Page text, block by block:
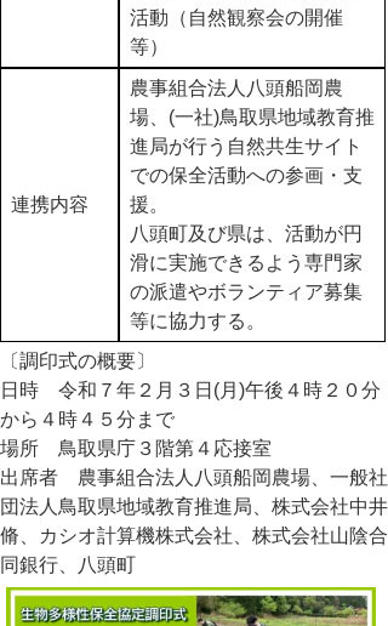
活動（自然観察会の開催
等）
連携内容
農事組合法人八頭船岡農
場、(一社)鳥取県地域教育推
進局が行う自然共生サイト
での保全活動への参画・支
援。
八頭町及び県は、活動が円
滑に実施できるよう専門家
の派遣やボランティア募集
等に協力する。
〔調印式の概要〕
日時 令和７年２月３日(月)午後４時２０分
から４時４５分まで
場所 鳥取県庁３階第４応接室
出席者 農事組合法人八頭船岡農場、一般社
団法人鳥取県地域教育推進局、株式会社中井
脩、カシオ計算機株式会社、株式会社山陰合
同銀行、八頭町